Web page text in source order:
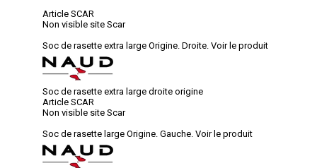
Article SCAR
Non visible site Scar
Soc de rasette extra large Origine. Droite. Voir le produit
Soc de rasette extra large droite origine
Article SCAR
Non visible site Scar
Soc de rasette large Origine. Gauche. Voir le produit